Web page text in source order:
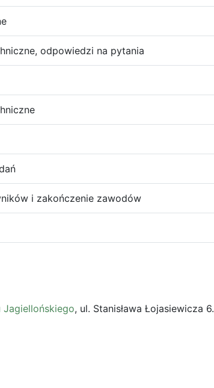
odpowiedzi na pytania
i zakończenie zawodów
, ul. Stanisława Łojasiewicza 6.